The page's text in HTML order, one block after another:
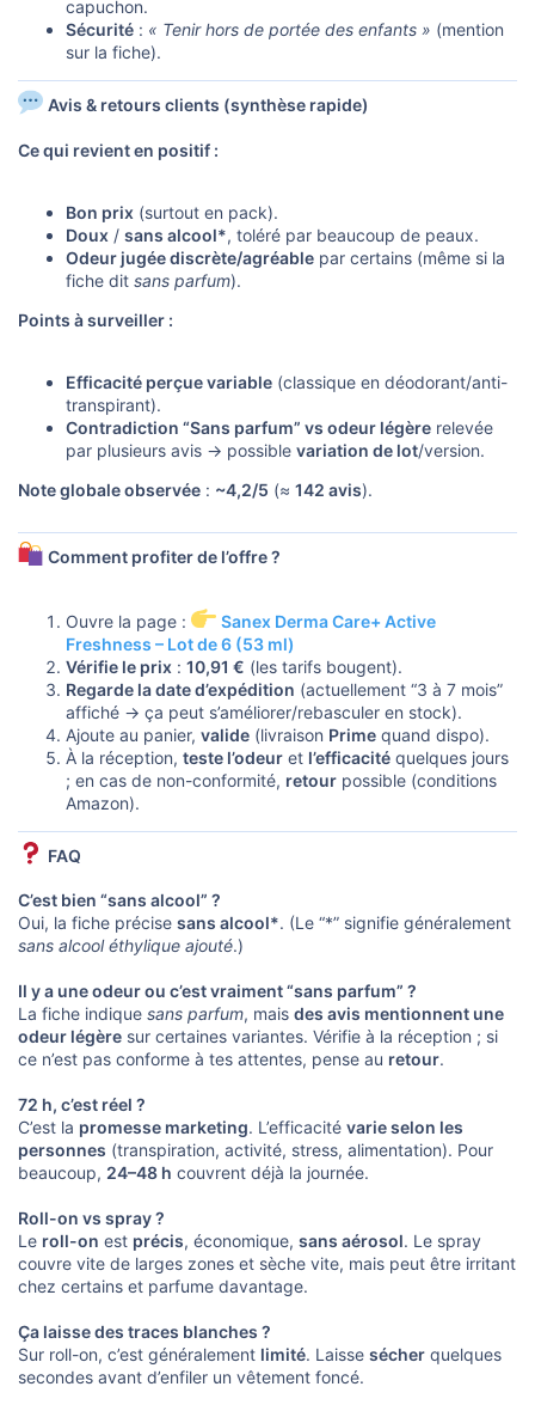
capuchon.
Sécurité : « Tenir hors de portée des enfants » (mention
sur la fiche).
Avis & retours clients (synthèse rapide)
Ce qui revient en positif :
Bon prix (surtout en pack).
Doux / sans alcool*, toléré par beaucoup de peaux.
Odeur jugée discrète/agréable par certains (même si la
fiche dit sans parfum).
Points à surveiller :
Efficacité perçue variable (classique en déodorant/anti-
transpirant).
Contradiction “Sans parfum” vs odeur légère relevée
par plusieurs avis → possible variation de lot/version.
Note globale observée : ~4,2/5 (≈ 142 avis).
Comment profiter de l’offre ?
Ouvre la page :
Sanex Derma Care+ Active
Freshness – Lot de 6 (53 ml)
Vérifie le prix : 10,91 € (les tarifs bougent).
Regarde la date d’expédition (actuellement “3 à 7 mois”
affiché → ça peut s’améliorer/rebasculer en stock).
Ajoute au panier, valide (livraison Prime quand dispo).
À la réception, teste l’odeur et l’efficacité quelques jours
; en cas de non-conformité, retour possible (conditions
Amazon).
FAQ
C’est bien “sans alcool” ?
Oui, la fiche précise sans alcool*. (Le “*” signifie généralement
sans alcool éthylique ajouté.)
Il y a une odeur ou c’est vraiment “sans parfum” ?
La fiche indique sans parfum, mais des avis mentionnent une
odeur légère sur certaines variantes. Vérifie à la réception ; si
ce n’est pas conforme à tes attentes, pense au retour.
72 h, c’est réel ?
C’est la promesse marketing. L’efficacité varie selon les
personnes (transpiration, activité, stress, alimentation). Pour
beaucoup, 24–48 h couvrent déjà la journée.
Roll-on vs spray ?
Le roll-on est précis, économique, sans aérosol. Le spray
couvre vite de larges zones et sèche vite, mais peut être irritant
chez certains et parfume davantage.
Ça laisse des traces blanches ?
Sur roll-on, c’est généralement limité. Laisse sécher quelques
secondes avant d’enfiler un vêtement foncé.